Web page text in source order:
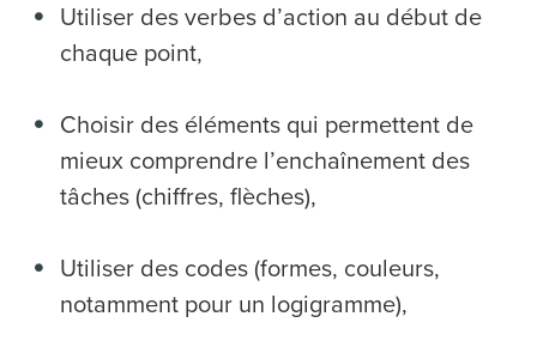
Utiliser des verbes d’action au début de
chaque point,
Choisir des éléments qui permettent de
mieux comprendre l’enchaînement des
tâches (chiffres, flèches),
Utiliser des codes (formes, couleurs,
notamment pour un logigramme),